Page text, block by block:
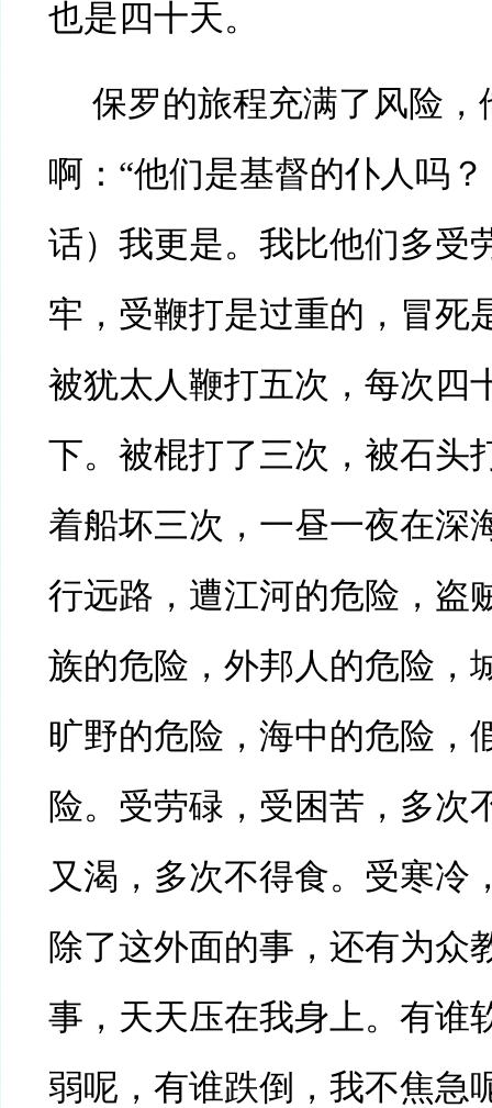
也是四十天。
保罗的旅程充满了风险，
啊：“他们是基督的仆人吗
话）我更是。我比他们多受
牢，受鞭打是过重的，冒死
被犹太人鞭打五次，每次四
下。被棍打了三次，被石头
着船坏三次，一昼一夜在深
行远路，遭江河的危险，盗
族的危险，外邦人的危险，
旷野的危险，海中的危险，
险。受劳碌，受困苦，多次
又渴，多次不得食。受寒冷
除了这外面的事，还有为众
事，天天压在我身上。有谁
弱呢，有谁跌倒，我不焦急